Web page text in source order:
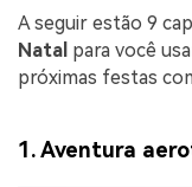
A seguir estão 9
Natal para você
próximas festas
1. Aventura